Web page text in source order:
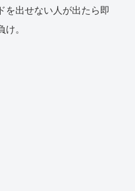
を出せない人が出たら即
。